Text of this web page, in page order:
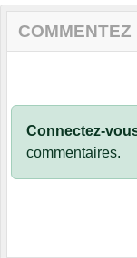
COMMENTEZ
Connectez-
commentaires.